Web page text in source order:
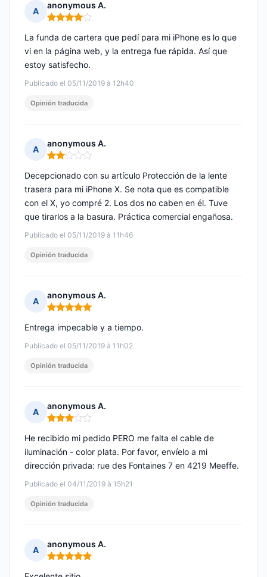
A
anonymous A.
Nota: 4 de 5
Publicado el 05/11/2019 à 12h40
La funda de cartera que pedí para mi iPhone es lo que
vi en la página web, y la entrega fue rápida. Así que
estoy satisfecho.
Opinión traducida
A
anonymous A.
Nota: 2 de 5
Publicado el 05/11/2019 à 11h46
Decepcionado con su artículo Protección de la lente
trasera para mi iPhone X. Se nota que es compatible
con el X, yo compré 2. Los dos no caben en él. Tuve
que tirarlos a la basura. Práctica comercial engañosa.
Opinión traducida
A
anonymous A.
Nota: 5 de 5
Publicado el 05/11/2019 à 11h02
Entrega impecable y a tiempo.
Opinión traducida
A
anonymous A.
Nota: 3 de 5
Publicado el 04/11/2019 à 15h21
He recibido mi pedido PERO me falta el cable de
iluminación - color plata. Por favor, envíelo a mi
dirección privada: rue des Fontaines 7 en 4219 Meeffe.
Opinión traducida
A
anonymous A.
Nota: 5 de 5